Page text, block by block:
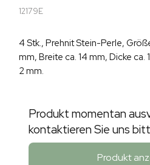
12179E
4 Stk., Prehnit Stein-Perle,
mm, Breite ca. 14 mm, Dicke
2 mm.
Produkt momentan
kontaktieren Sie uns
Produkt